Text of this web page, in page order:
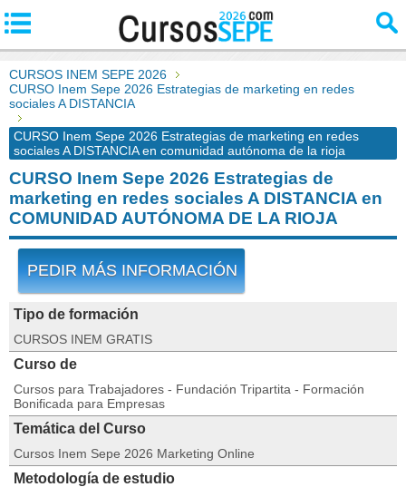
CURSOS INEM SEPE 2026
CURSO Inem Sepe 2026 Estrategias de marketing en redes
sociales A DISTANCIA
CURSO Inem Sepe 2026 Estrategias de marketing en redes
sociales A DISTANCIA en comunidad autónoma de la rioja
CURSO Inem Sepe 2026 Estrategias de
marketing en redes sociales A DISTANCIA en
COMUNIDAD AUTÓNOMA DE LA RIOJA
PEDIR MÁS INFORMACIÓN
Tipo de formación
CURSOS INEM GRATIS
Curso de
Cursos para Trabajadores - Fundación Tripartita - Formación
Bonificada para Empresas
Temática del Curso
Cursos Inem Sepe 2026 Marketing Online
Metodología de estudio